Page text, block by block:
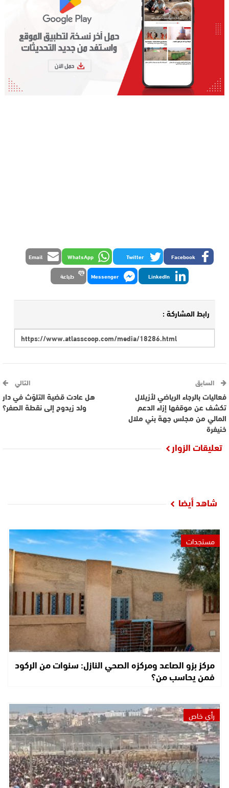
Facebook
Twitter
WhatsApp
Email
LinkedIn
Messenger طباعة
رابط المشاركة :
السابق
فعاليات بالرجاء الرياضي لأزيلال
تكشف عن موقفها إزاء الدعم
المالي من مجلس جهة بني ملال
خنيفرة
التالي
هل عادت قضية التلوّث في دار
ولد زيدوح إلى نقطة الصفر؟
تعليقات الزوار
شاهد أيضا
مستجدات
مركز بزو الصاعد ومركزه الصحي النازل: سنوات من الركود
فمن يحاسب من؟
رأي خاص